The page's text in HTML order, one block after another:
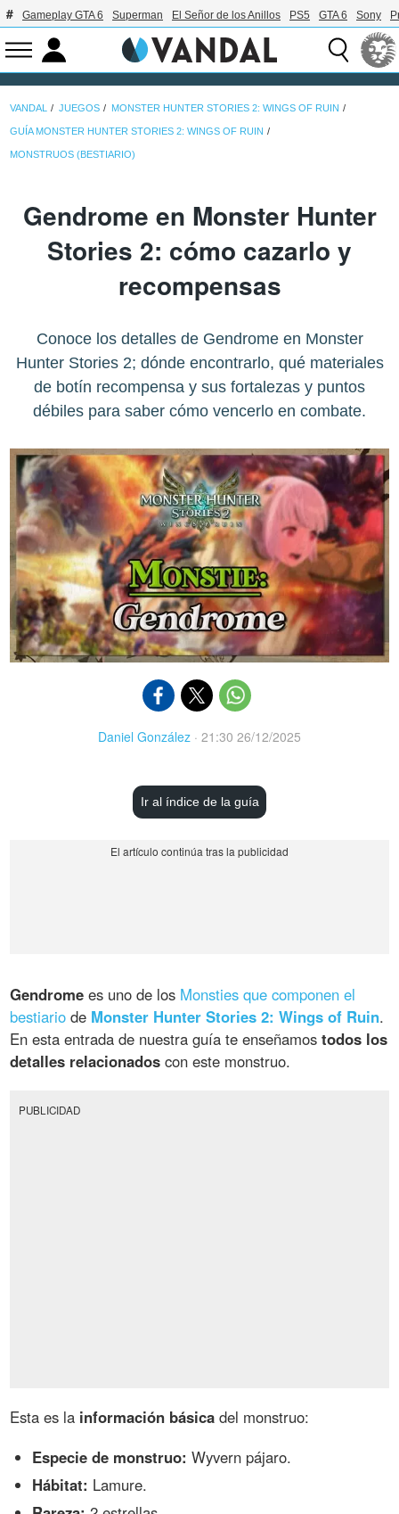
Gameplay GTA 6 Superman El Señor de los Anillos PS5 GTA 6 Sony
VANDAL JUEGOS MONSTER HUNTER STORIES 2: WINGS OF RUIN
GUÍA MONSTER HUNTER STORIES 2: WINGS OF RUIN
MONSTRUOS (BESTIARIO)
Gendrome en Monster Hunter
Stories 2: cómo cazarlo y
recompensas
Conoce los detalles de Gendrome en Monster
Hunter Stories 2; dónde encontrarlo, qué materiales
de botín recompensa y sus fortalezas y puntos
débiles para saber cómo vencerlo en combate.
Daniel González · 21:30 26/12/2025
Ir al índice de la guía
Gendrome es uno de los Monsties que componen el
bestiario de Monster Hunter Stories 2: Wings of Ruin.
En esta entrada de nuestra guía te enseñamostodos los
detalles relacionados con este monstruo.
PUBLICIDAD
Esta es la información básica del monstruo:
Especie de monstruo: Wyvern pájaro.
Hábitat: Lamure.